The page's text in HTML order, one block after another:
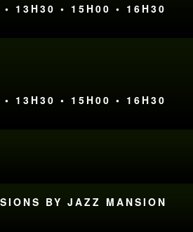
13H30 • 15H00 • 16H30
13H30 • 15H00 • 16H30
BY JAZZ MANSION